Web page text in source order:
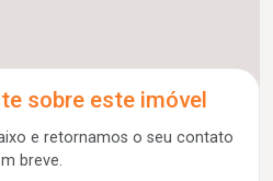
sobre este imóvel
e retornamos o seu contato
breve.